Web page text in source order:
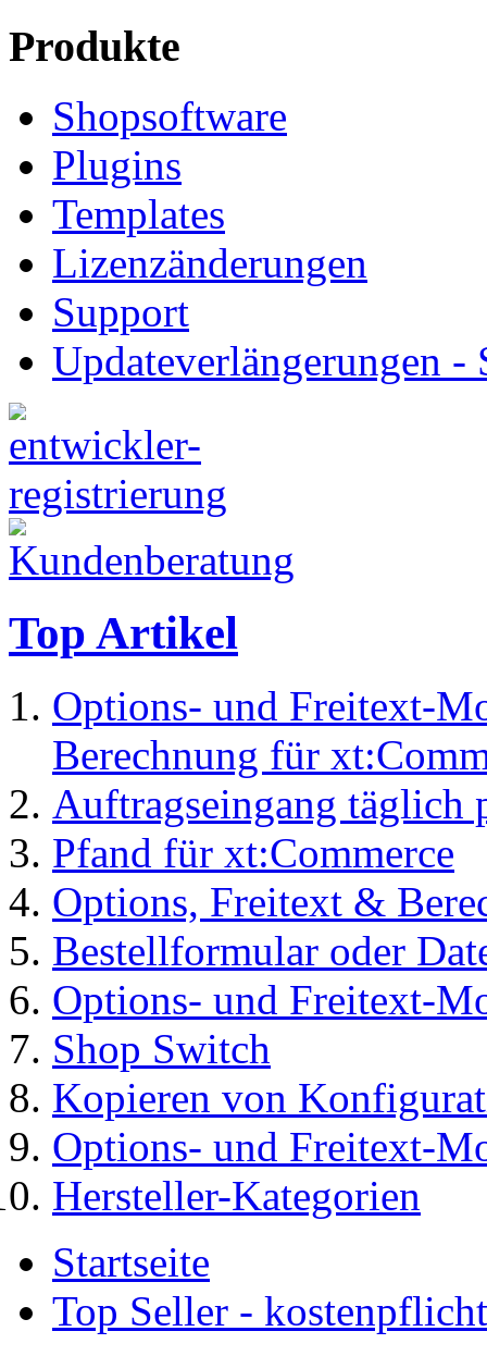
Produkte
Shopsoftware
Plugins
Templates
Lizenzänderungen
Support
Updateverlängerungen -
Top Artikel
Options- und Freitext-
Berechnung für
Auftragseingang täglich
Pfand für xt:Commerce
Options, Freitext &
Bestellformular oder
Options- und Freitext-
Shop Switch
Kopieren von
Options- und Freitext-
Hersteller-Kategorien
Startseite
Top Seller -